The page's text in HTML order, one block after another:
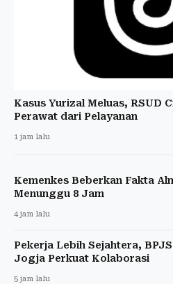
Kasus Yurizal Meluas, RSUD
Perawat dari Pelayanan
1 jam lalu
Kemenkes Beberkan Fakta
Menunggu 8 Jam
4 jam lalu
Pekerja Lebih Sejahtera,
Jogja Perkuat Kolaborasi
5 jam lalu